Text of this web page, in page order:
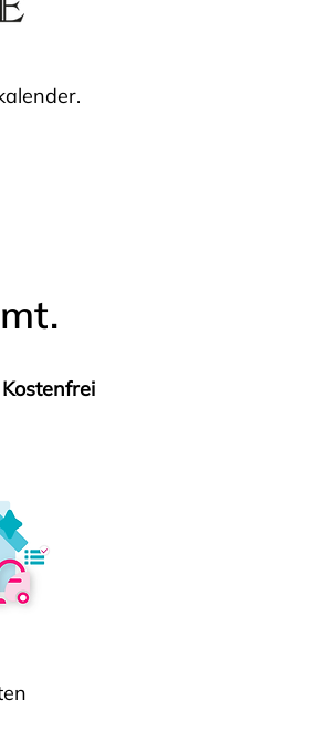
Kostenfrei